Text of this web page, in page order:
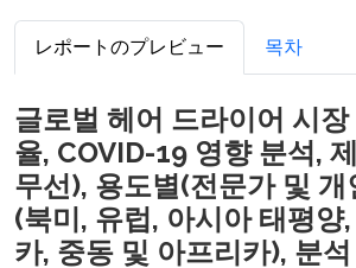
レポートのプレビュー 목차
글로벌 헤어 드라이어 시
율, COVID-19 영향 분석,
무선), 용도별(전문가 및 개
(북미, 유럽, 아시아 태평양,
카, 중동 및 아프리카), 분